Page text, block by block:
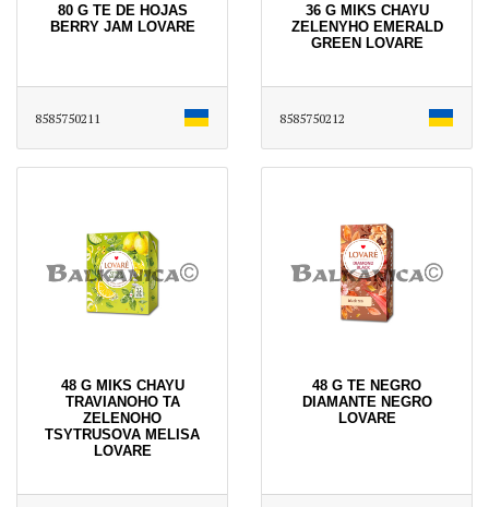
80 G TE DE HOJAS
BERRY JAM LOVARE
8585750211
36 G MIKS CHAYU
ZELENYHO EMERALD
GREEN LOVARE
8585750212
48 G MIKS CHAYU
TRAVIANOHO TA
ZELENOHO
TSYTRUSOVA MELISA
LOVARE
48 G TE NEGRO
DIAMANTE NEGRO
LOVARE